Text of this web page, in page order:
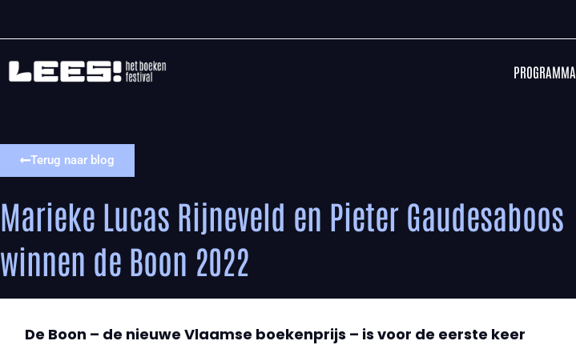
PROGRAMMA
Terug naar blog
Marieke Lucas Rijneveld en Pieter Gaudesaboos
winnen de Boon 2022
De Boon – de nieuwe Vlaamse boekenprijs – is voor de eerste keer